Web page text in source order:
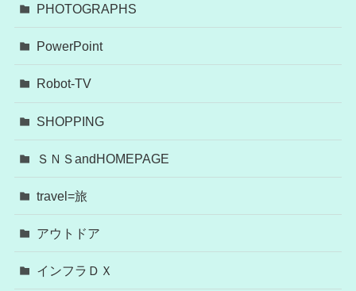
PHOTOGRAPHS
PowerPoint
Robot-TV
SHOPPING
ＳＮＳandHOMEPAGE
travel=旅
アウトドア
インフラＤＸ